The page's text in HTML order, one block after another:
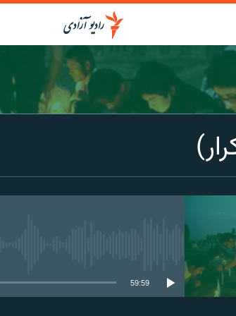
59:59